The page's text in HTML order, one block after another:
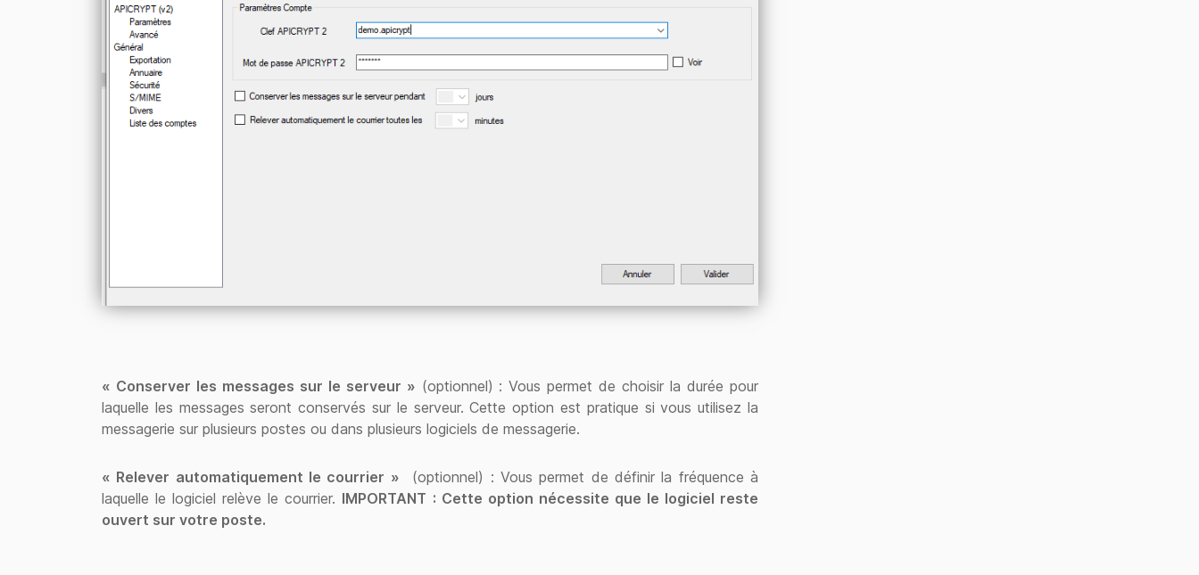
« Conserver les messages sur le serveur » (optionnel) : Vous permet de choisir la durée pour
laquelle les messages seront conservés sur le serveur. Cette option est pratique si vous utilisez la
messagerie sur plusieurs postes ou dans plusieurs logiciels de messagerie.
« Relever automatiquement le courrier » (optionnel) : Vous permet de définir la fréquence à
laquelle le logiciel relève le courrier. IMPORTANT : Cette option nécessite que le logiciel reste
ouvert sur votre poste.